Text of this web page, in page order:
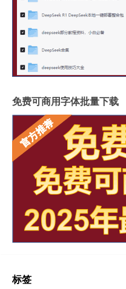
免费可商用字体批量下载
标签